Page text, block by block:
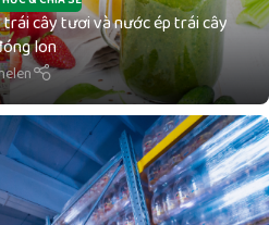
cây tươi và nước ép trái cây
lon